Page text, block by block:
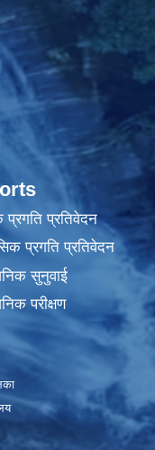
प्रगति प्रतिवेदन
प्रगति प्रतिवेदन
सुनुवाई
परीक्षण